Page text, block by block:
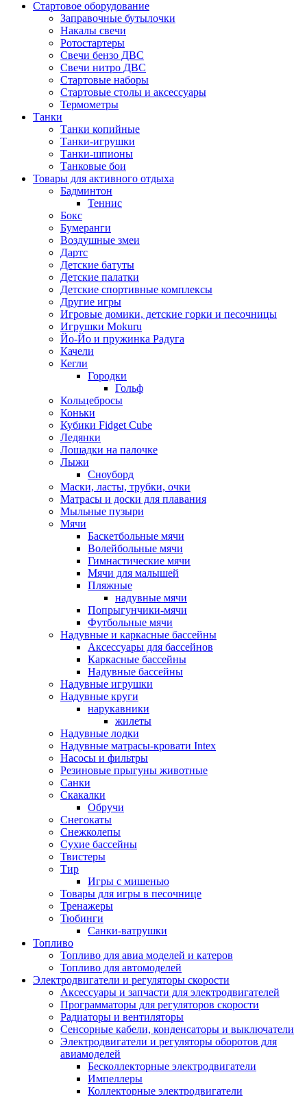
Стартовое оборудование
Заправочные бутылочки
Накалы свечи
Ротостартеры
Свечи бензо ДВС
Свечи нитро ДВС
Стартовые наборы
Стартовые столы и аксессуары
Термометры
Танки
Танки копийные
Танки-игрушки
Танки-шпионы
Танковые бои
Товары для активного отдыха
Бадминтон
Теннис
Бокс
Бумеранги
Воздушные змеи
Дартс
Детские батуты
Детские палатки
Детские спортивные комплексы
Другие игры
Игровые домики, детские горки и песочницы
Игрушки Mokuru
Йо-Йо и пружинка Радуга
Качели
Кегли
Городки
Гольф
Кольцебросы
Коньки
Кубики Fidget Cube
Ледянки
Лошадки на палочке
Лыжи
Сноуборд
Маски, ласты, трубки, очки
Матрасы и доски для плавания
Мыльные пузыри
Мячи
Баскетбольные мячи
Волейбольные мячи
Гимнастические мячи
Мячи для малышей
Пляжные
надувные мячи
Попрыгунчики-мячи
Футбольные мячи
Надувные и каркасные бассейны
Аксессуары для бассейнов
Каркасные бассейны
Надувные бассейны
Надувные игрушки
Надувные круги
нарукавники
жилеты
Надувные лодки
Надувные матрасы-кровати Intex
Насосы и фильтры
Резиновые прыгуны животные
Санки
Скакалки
Обручи
Снегокаты
Снежколепы
Сухие бассейны
Твистеры
Тир
Игры с мишенью
Товары для игры в песочнице
Тренажеры
Тюбинги
Санки-ватрушки
Топливо
Топливо для авиа моделей и катеров
Топливо для автомоделей
Электродвигатели и регуляторы скорости
Аксессуары и запчасти для электродвигателей
Программаторы для регуляторов скорости
Радиаторы и вентиляторы
Сенсорные кабели, конденсаторы и выключатели
Электродвигатели и регуляторы оборотов для
авиамоделей
Бесколлекторные электродвигатели
Импеллеры
Коллекторные электродвигатели